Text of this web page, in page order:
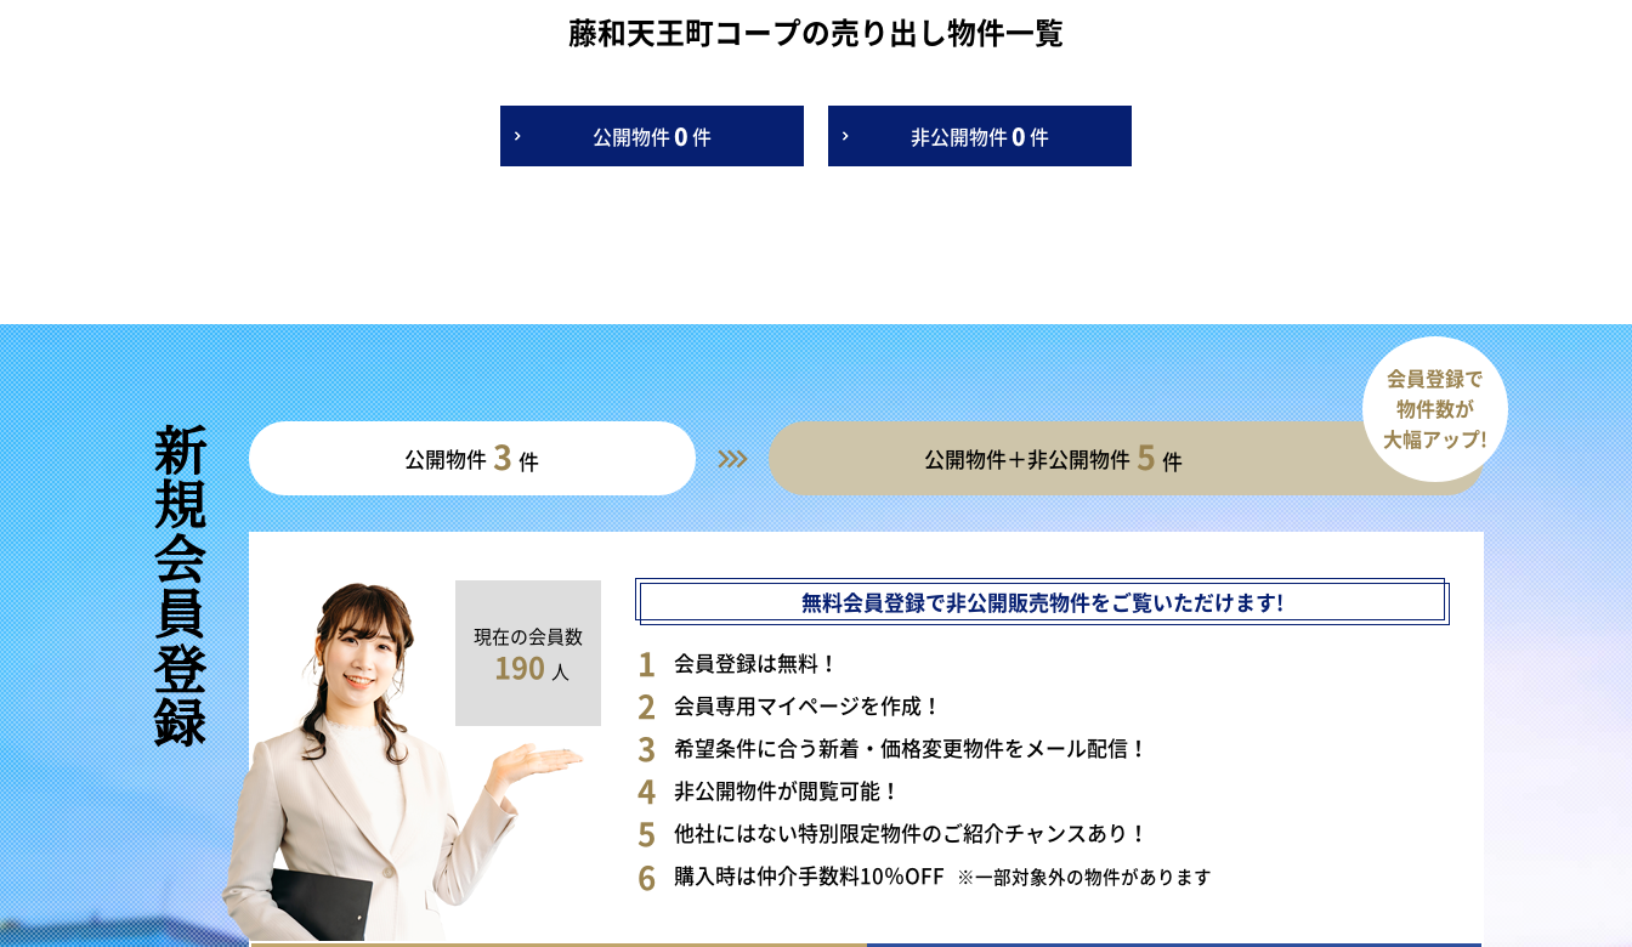
藤和天王町コープの売り出し物件一覧
公開物件0件 非公開物件0件
新規会員登録 公開物件 3 件 公開物件＋非公開物件 5 件
会員登録で
物件数が
大幅アップ!
現在の会員数
190 人
無料会員登録で非公開販売物件をご覧いただけます!
会員登録は無料！
会員専用マイページを作成！
希望条件に合う新着・価格変更物件をメール配信！
非公開物件が閲覧可能！
他社にはない特別限定物件のご紹介チャンスあり！
購入時は仲介手数料10％OFF ※一部対象外の物件があります